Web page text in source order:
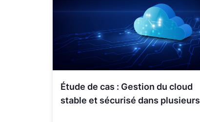
Étude de cas : Gestion du cloud
stable et sécurisé dans plusieurs